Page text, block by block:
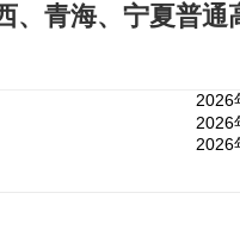
、青海、宁夏普